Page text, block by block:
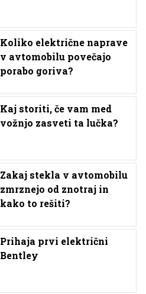
Koliko električne naprave
v avtomobilu povečajo
porabo goriva?
Kaj storiti, če vam med
vožnjo zasveti ta lučka?
Zakaj stekla v avtomobilu
zmrznejo od znotraj in
kako to rešiti?
Prihaja prvi električni
Bentley